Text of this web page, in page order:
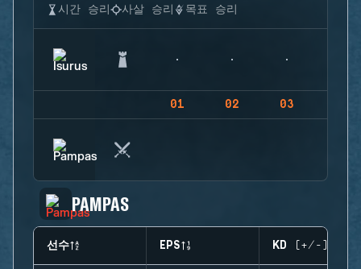
시간 승리 사살 승리 목표 승리
01 02 03
PAMPAS
선수 EPS KD (+/-)